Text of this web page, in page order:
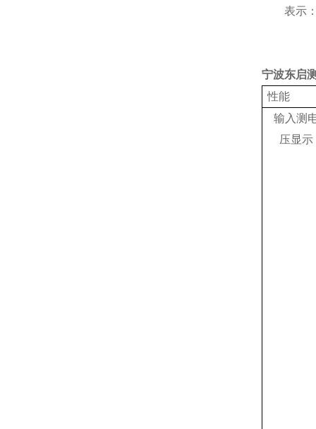
表示
宁波东启
性能
输入测
压显示